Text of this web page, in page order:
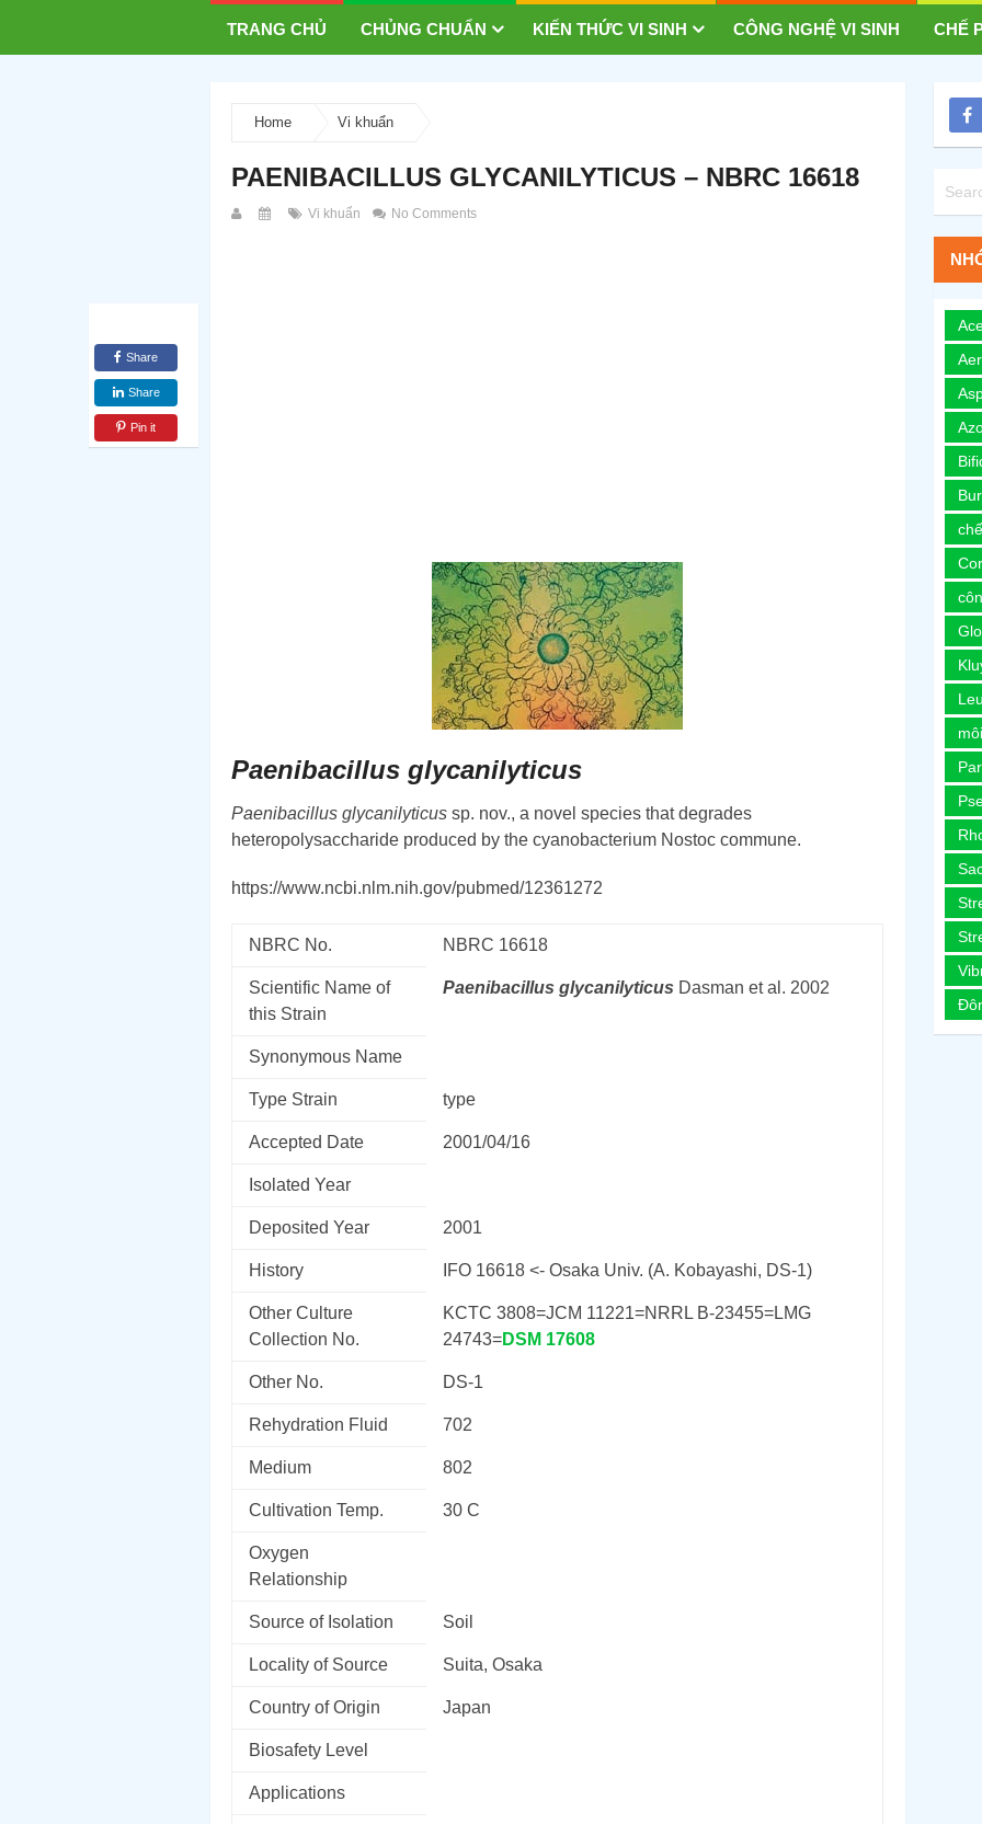
TRANG CHỦ CHỦNG CHUẨN KIẾN THỨC VI SINH CÔNG NGHỆ VI SINH CHẾ
Home Vi khuẩn
PAENIBACILLUS GLYCANILYTICUS – NBRC 16618
Vi khuẩn No Comments
Share
Share
Pin it
Paenibacillus glycanilyticus
Paenibacillus glycanilyticus sp. nov., a novel species that degrades
heteropolysaccharide produced by the cyanobacterium Nostoc commune.
https://www.ncbi.nlm.nih.gov/pubmed/12361272
NBRC No. NBRC 16618
Scientific Name of
this Strain
Paenibacillus glycanilyticus Dasman et al. 2002
Synonymous Name
Type Strain type
Accepted Date 2001/04/16
Isolated Year
Deposited Year 2001
History IFO 16618 <- Osaka Univ. (A. Kobayashi, DS-1)
Other Culture
Collection No.
KCTC 3808=JCM 11221=NRRL B-23455=LMG
24743=DSM 17608
Other No. DS-1
Rehydration Fluid 702
Medium 802
Cultivation Temp. 30 C
Oxygen
Relationship
Source of Isolation Soil
Locality of Source Suita, Osaka
Country of Origin Japan
Biosafety Level
Applications